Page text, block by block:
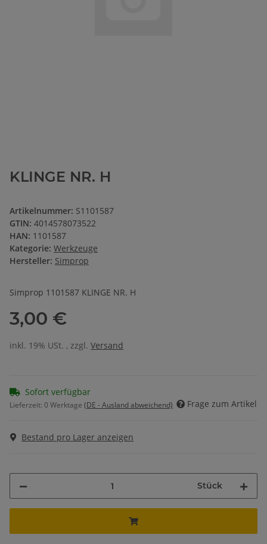
KLINGE NR. H
Artikelnummer: S1101587
GTIN: 4014578073522
HAN: 1101587
Kategorie: Werkzeuge
Hersteller: Simprop
Simprop 1101587 KLINGE NR. H
3,00 €
inkl. 19% USt. , zzgl. Versand
Sofort verfügbar
Lieferzeit: 0 Werktage (DE - Ausland abweichend) Frage zum Artikel
Bestand pro Lager anzeigen
Stück